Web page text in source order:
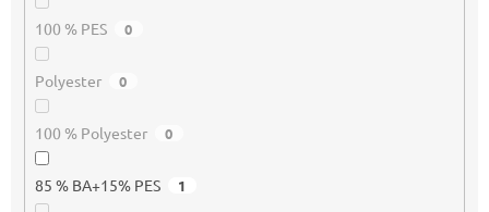
100 % PES 0
Polyester 0
100 % Polyester 0
85 % BA+15% PES 1